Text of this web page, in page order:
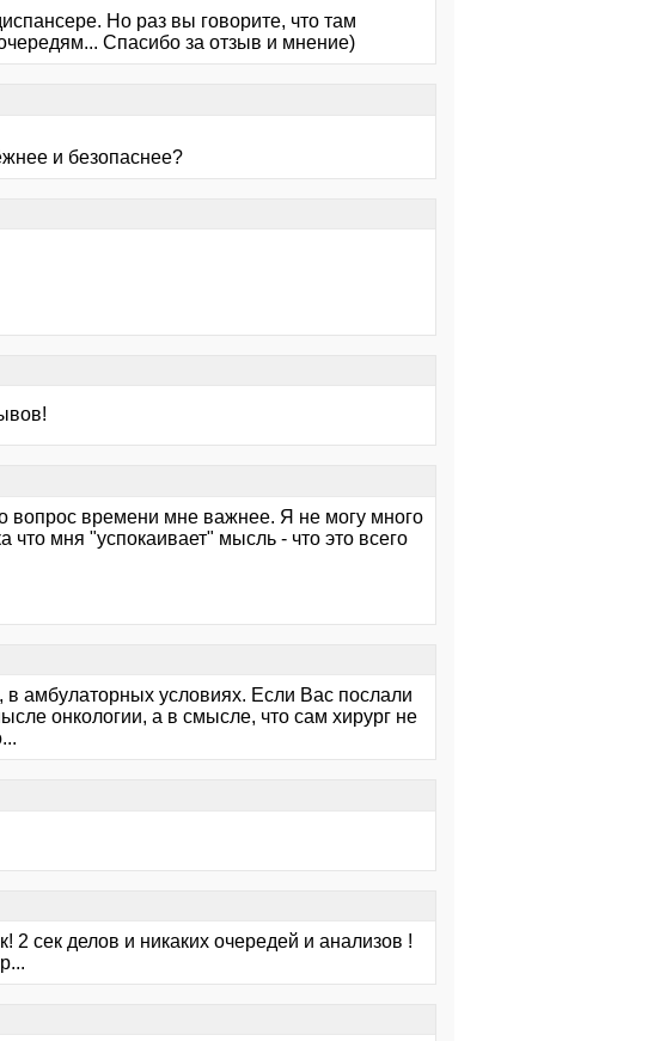
Но раз вы говорите, что там
Спасибо за отзыв и мнение)
и безопаснее?
вопрос времени мне важнее. Я не могу много
мня "успокаивает" мысль - что это всего
амбулаторных условиях. Если Вас послали
онкологии, а в смысле, что сам хирург не
сек делов и никаких очередей и анализов !